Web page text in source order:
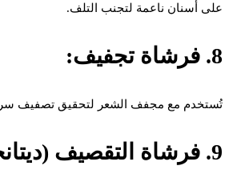
على أسنان ناعمة لتجنب التلف.
8. فرشاة تجفيف:
تُستخدم مع مجفف الشعر لتحقيق تصفيف
9. فرشاة التقصيف (ديتانجل):